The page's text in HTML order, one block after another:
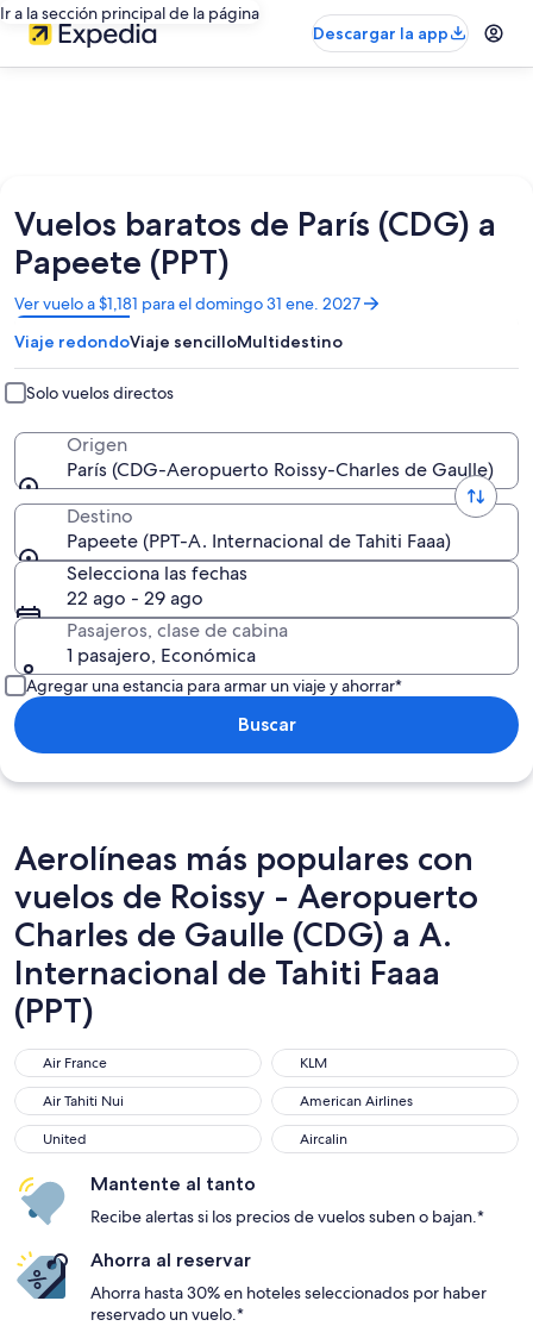
Ir a la sección principal de la página
Descargar la app
Vuelos baratos de París (CDG) a
Papeete (PPT)
Ver vuelo a $1,181 para el domingo 31 ene. 2027
Se
abrirá
en
una
nueva
ventana
Viaje redondoViaje sencilloMultidestino
Solo vuelos directos
Origen
París (CDG-Aeropuerto Roissy-Charles de Gaulle)
Destino
Papeete (PPT-A. Internacional de Tahiti Faaa)
Selecciona las fechas
22 ago - 29 ago
Pasajeros, clase de cabina
1 pasajero, Económica
Agregar una estancia para armar un viaje y ahorrar*
Buscar
Aerolíneas más populares con
vuelos de Roissy - Aeropuerto
Charles de Gaulle (CDG) a A.
Internacional de Tahiti Faaa
(PPT)
Air France
Air France KLM
KLM
Air Tahiti Nui
Air Tahiti Nui American Airlines
American Airlines
United
United Aircalin
Aircalin
Mantente al tanto
Recibe alertas si los precios de vuelos suben o bajan.*
Ahorra al reservar
Ahorra hasta 30% en hoteles seleccionados por haber
reservado un vuelo.*